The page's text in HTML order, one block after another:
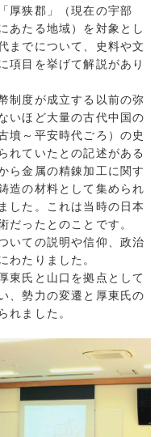
厚狭郡」（現在の宇部
あたる地域）を対象とし
までについて、史料や文
項目を挙げて解説があり
制度が成立する以前の弥
いほど大量の古代中国の
墳～平安時代ごろ）の史
れていたとの記述がある
ら金属の精錬加工に関す
造の材料として集められ
した。これは当時の日本
だったとのことです。
いての説明や信仰、政治
わたりました。
東氏と山口を拠点として
、勢力の変遷と厚東氏の
れました。